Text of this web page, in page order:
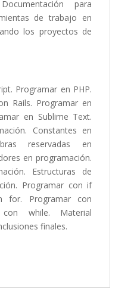
para
de trabajo en
los proyectos de
Programar en PHP.
Rails. Programar en
en Sublime Text.
Constantes en
reservadas en
en programación.
Estructuras de
Programar con if
for. Programar con
con while. Material
finales.